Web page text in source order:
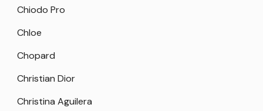
Chiodo Pro
Chloe
Chopard
Christian Dior
Christina Aguilera